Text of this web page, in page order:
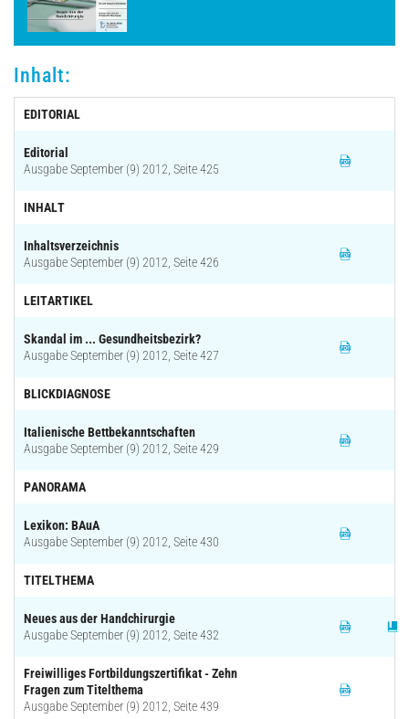
Inhalt:
EDITORIAL
Editorial
Ausgabe September (9) 2012, Seite 425
INHALT
Inhaltsverzeichnis
Ausgabe September (9) 2012, Seite 426
LEITARTIKEL
Skandal im ... Gesundheitsbezirk?
Ausgabe September (9) 2012, Seite 427
BLICKDIAGNOSE
Italienische Bettbekanntschaften
Ausgabe September (9) 2012, Seite 429
PANORAMA
Lexikon: BAuA
Ausgabe September (9) 2012, Seite 430
TITELTHEMA
Neues aus der Handchirurgie
Ausgabe September (9) 2012, Seite 432
Freiwilliges Fortbildungszertifikat - Zehn
Fragen zum Titelthema
Ausgabe September (9) 2012, Seite 439